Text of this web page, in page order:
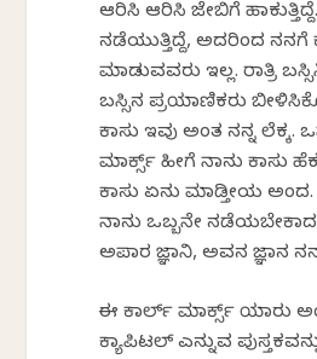
ಆರಿಸಿ ಆರಿಸಿ ಜೇಬಿಗೆ
ನಡೆಯುತ್ತಿದ್ದೆ, ಅದರಿಂದ
ಮಾಡುವವರು ಇಲ್ಲ. ರಾತ್ರಿ
ಬಸ್ಸಿನ ಪ್ರಯಾಣಿಕರು
ಕಾಸು ಇವು ಅಂತ ನನ್ನ ಲೆಕ್ಕ.
ಮಾರ್ಕ್ಸ್ ಹೀಗೆ ನಾನು ಕಾಸು
ಕಾಸು ಏನು ಮಾಡ್ತೀಯ
ನಾನು ಒಬ್ಬನೇ
ಅಪಾರ ಜ್ಞಾನಿ, ಅವನ ಜ್ಞಾನ
ಈ ಕಾರ್ಲ್ ಮಾರ್ಕ್ಸ್ ಯಾರು
ಕ್ಯಾಪಿಟಲ್ ಎನ್ನುವ